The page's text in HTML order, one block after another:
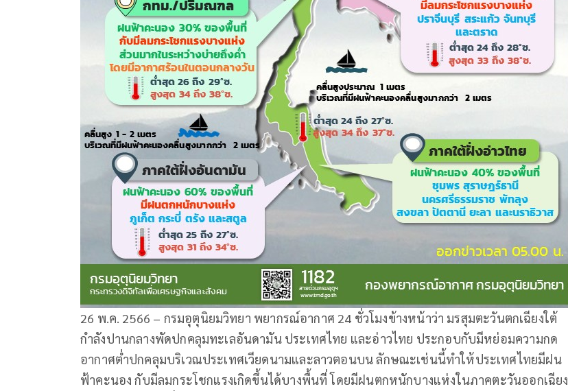
26 พ.ค. 2566 – กรมอุตุนิยมวิทยา พยากรณ์อากาศ 24 ชั่วโมงข้างหน้าว่า มรสุมตะวันตกเฉียงใต้
กำลังปานกลางพัดปกคลุมทะเลอันดามัน ประเทศไทย และอ่าวไทย ประกอบกับมีหย่อมความกด
อากาศต่ำปกคลุมบริเวณประเทศเวียดนามและลาวตอนบน ลักษณะเช่นนี้ทำให้ประเทศไทยมีฝน
ฟ้าคะนอง กับมีลมกระโชกแรงเกิดขึ้นได้บางพื้นที่ โดยมีฝนตกหนักบางแห่งในภาคตะวันออกเฉียง